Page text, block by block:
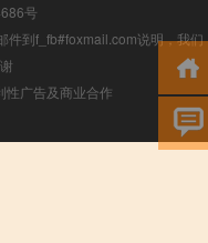
号
件到f_fb#foxmail.com说明，我们
性广告及商业合作